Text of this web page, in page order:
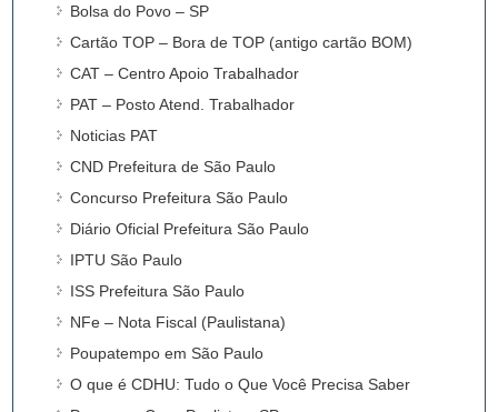
Bolsa do Povo – SP
Cartão TOP – Bora de TOP (antigo cartão BOM)
CAT – Centro Apoio Trabalhador
PAT – Posto Atend. Trabalhador
Noticias PAT
CND Prefeitura de São Paulo
Concurso Prefeitura São Paulo
Diário Oficial Prefeitura São Paulo
IPTU São Paulo
ISS Prefeitura São Paulo
NFe – Nota Fiscal (Paulistana)
Poupatempo em São Paulo
O que é CDHU: Tudo o Que Você Precisa Saber